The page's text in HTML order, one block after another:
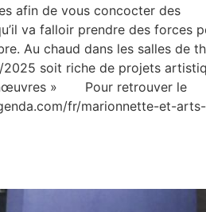
afin de vous concocter des
va falloir prendre des forces
Au chaud dans les salles de
2025 soit riche de projets
» Pour retrouver le
fr/marionnette-et-arts-